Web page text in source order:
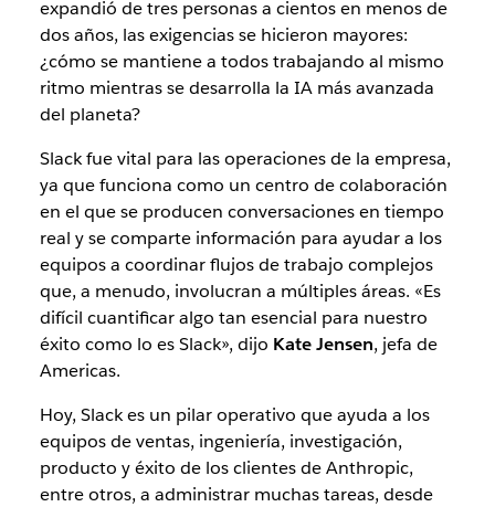
expandió de tres personas a cientos en menos de
dos años, las exigencias se hicieron mayores:
¿cómo se mantiene a todos trabajando al mismo
ritmo mientras se desarrolla la IA más avanzada
del planeta?
Slack fue vital para las operaciones de la empresa,
ya que funciona como un centro de colaboración
en el que se producen conversaciones en tiempo
real y se comparte información para ayudar a los
equipos a coordinar flujos de trabajo complejos
que, a menudo, involucran a múltiples áreas. «Es
difícil cuantificar algo tan esencial para nuestro
éxito como lo es Slack», dijo Kate Jensen, jefa de
Americas.
Hoy, Slack es un pilar operativo que ayuda a los
equipos de ventas, ingeniería, investigación,
producto y éxito de los clientes de Anthropic,
entre otros, a administrar muchas tareas, desde